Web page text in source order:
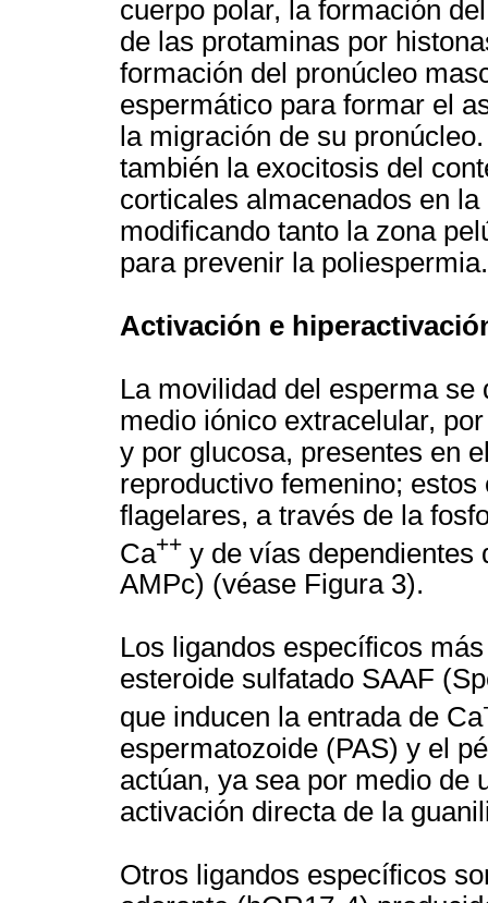
cuerpo polar, la formación
de las protaminas por
formación del pronúcleo
espermático para formar el
la migración de su
también la exocitosis del
corticales almacenados en
modificando tanto la zona
para prevenir la poliespermia.
Activación e
La movilidad del esperma
medio iónico extracelular,
y por glucosa, presentes en
reproductivo femenino;
flagelares, a través de la
Ca++ y de vías dependientes
AMPc) (véase Figura 3).
Los ligandos específicos
esteroide sulfatado SAAF
que inducen la entrada de Ca
espermatozoide (PAS) y el
actúan, ya sea por medio de
activación directa de la
Otros ligandos específicos